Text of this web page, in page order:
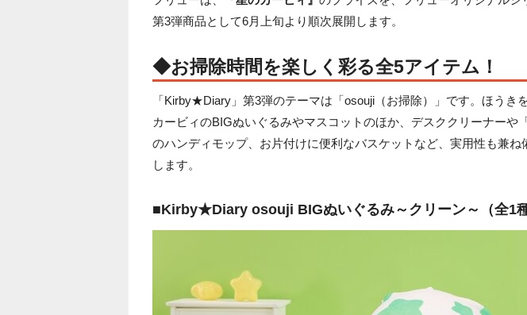
第3弾商品として6月上旬より順次展開します。
◆お掃除時間を楽しく彩る全5アイテム！
「Kirby★Diary」第3弾のテーマは「osouji（お掃除）」です。ほうき
カービィのBIGぬいぐるみやマスコットのほか、デスククリーナーや
のハンディモップ、お片付けに便利なバスケットなど、実用性も兼ね
します。
■Kirby★Diary osouji BIGぬいぐるみ～クリーン～（全1